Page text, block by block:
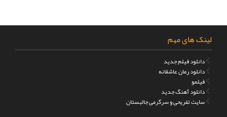
لینک های مهم
دانلود فیلم جدید
دانلود رمان عاشقانه
فیلمو
دانلود آهنگ جدید
سایت تفریحی و سرگرمی جالبستان